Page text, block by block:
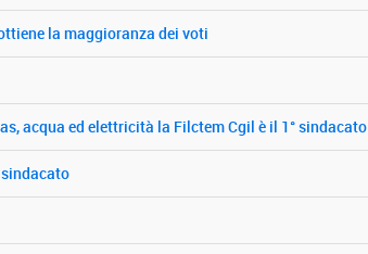
la maggioranza dei voti
acqua ed elettricità la Filctem Cgil è il 1° sindacato